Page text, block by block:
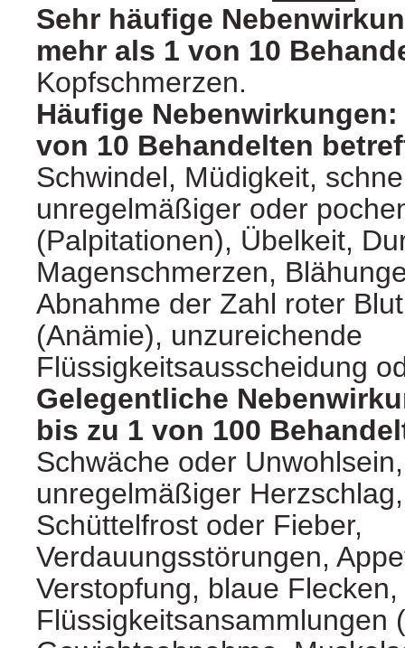
Sehr häufige
mehr als 1 von 10
Kopfschmerzen.
Häufige
von 10 Behandelten
Schwindel, Müdigkeit,
unregelmäßiger oder
(Palpitationen), Übelkeit,
Magenschmerzen,
Abnahme der Zahl roter
(Anämie), unzureichende
Flüssigkeitsausscheidung
Gelegentliche
bis zu 1 von 100
Schwäche oder
unregelmäßiger
Schüttelfrost oder Fieber,
Verdauungsstörungen,
Verstopfung, blaue
Flüssigkeitsansammlungen